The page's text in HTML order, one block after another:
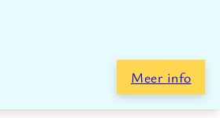
Meer info